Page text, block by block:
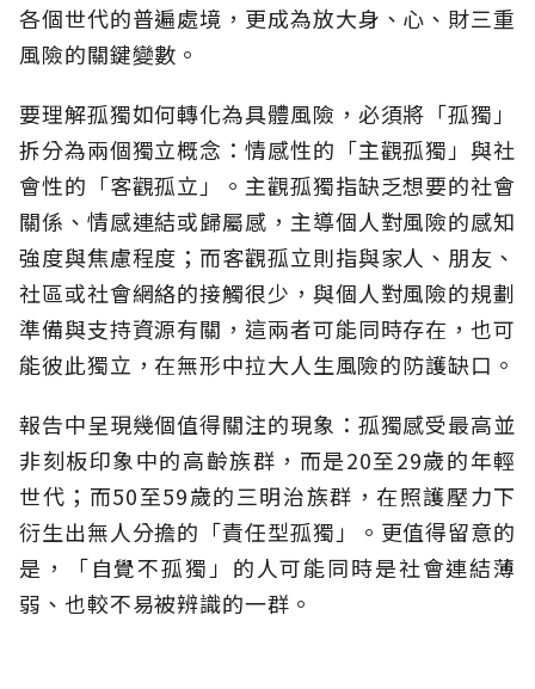
各個世代的普遍處境，更成為放大身、心、財三重
風險的關鍵變數。
要理解孤獨如何轉化為具體風險，必須將「孤獨」
拆分為兩個獨立概念：情感性的「主觀孤獨」與社
會性的「客觀孤立」。主觀孤獨指缺乏想要的社會
關係、情感連結或歸屬感，主導個人對風險的感知
強度與焦慮程度；而客觀孤立則指與家人、朋友、
社區或社會網絡的接觸很少，與個人對風險的規劃
準備與支持資源有關，這兩者可能同時存在，也可
能彼此獨立，在無形中拉大人生風險的防護缺口。
報告中呈現幾個值得關注的現象：孤獨感受最高並
非刻板印象中的高齡族群，而是20至29歲的年輕
世代；而50至59歲的三明治族群，在照護壓力下
衍生出無人分擔的「責任型孤獨」。更值得留意的
是，「自覺不孤獨」的人可能同時是社會連結薄
弱、也較不易被辨識的一群。